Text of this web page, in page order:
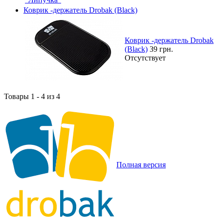
Коврик -держатель Drobak (Black)
Коврик -держатель Drobak
(Black) 39 грн.
Отсутствует
Товары 1 - 4 из 4
Полная версия